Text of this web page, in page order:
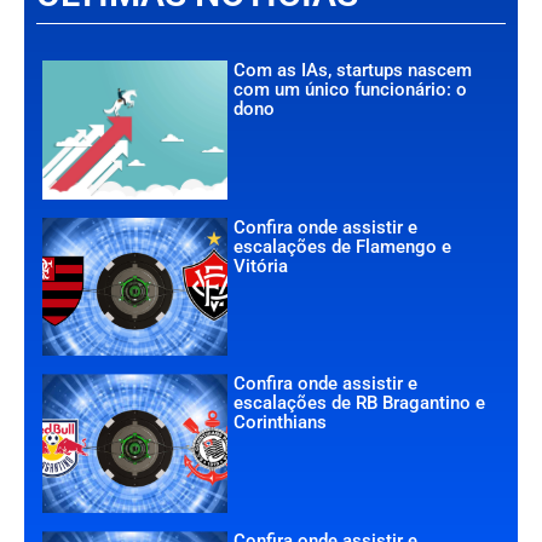
Com as IAs, startups nascem
com um único funcionário: o
dono
Confira onde assistir e
escalações de Flamengo e
Vitória
Confira onde assistir e
escalações de RB Bragantino e
Corinthians